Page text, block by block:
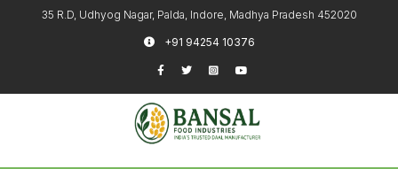
35 R.D, Udhyog Nagar, Palda, Indore, Madhya Pradesh 452020
+91 94254 10376